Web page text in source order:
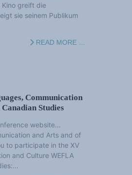
Kino greift die
sie seinem Publikum
READ MORE …
Communication
Studies
website...
and Arts and of
to participate in the XV
and Culture WEFLA